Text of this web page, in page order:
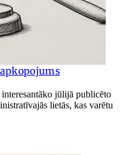
jūlijā publicēto
lietās, kas varētu